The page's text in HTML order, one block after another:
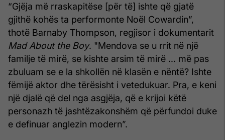
“Gjëja më rraskapitëse [për të] ishte që gjatë
gjithë kohës ta performonte Noël Cowardin”,
thotë Barnaby Thompson, regjisor i dokumentarit
Mad About the Boy. "Mendova se u rrit në një
familje të mirë, se kishte arsim të mirë ... më pas
zbuluam se e la shkollën në klasën e nëntë? Ishte
fëmijë aktor dhe tërësisht i vetedukuar. Pra, e keni
një djalë që del nga asgjëja, që e krijoi këtë
personazh të jashtëzakonshëm që përfundoi duke
e definuar anglezin modern”.